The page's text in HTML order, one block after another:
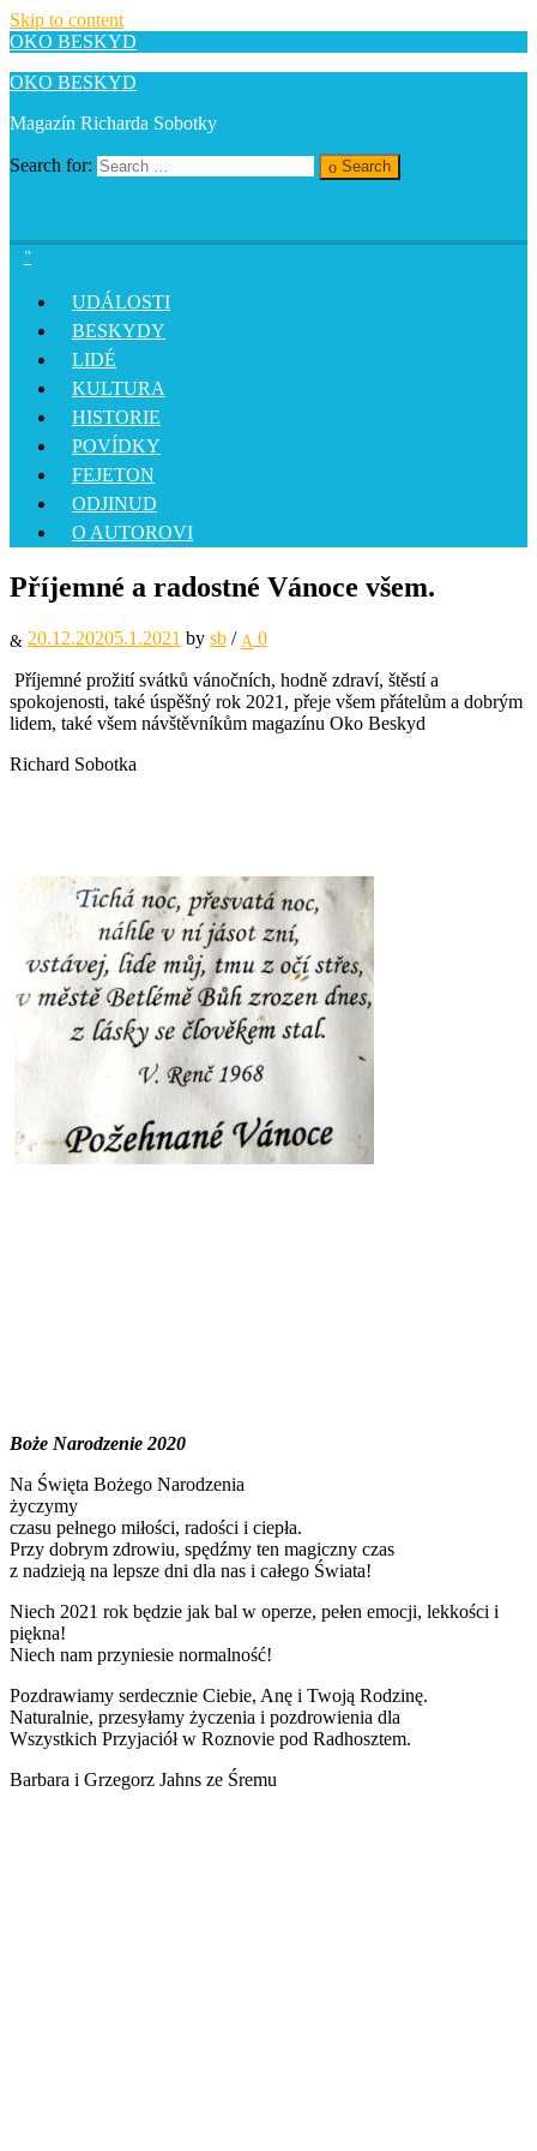
Skip to content
OKO BESKYD
OKO BESKYD
Magazín Richarda Sobotky
Search for: Search
UDÁLOSTI
BESKYDY
LIDÉ
KULTURA
HISTORIE
POVÍDKY
FEJETON
ODJINUD
O AUTOROVI
Příjemné a radostné Vánoce všem.
20.12.20205.1.2021 by sb / 0
Příjemné prožití svátků vánočních, hodně zdraví, štěstí a
spokojenosti, také úspěšný rok 2021, přeje všem přátelům a dobrým
lidem, také všem návštěvníkům magazínu Oko Beskyd
Richard Sobotka
Boże Narodzenie 2020
Na Święta Bożego Narodzenia
życzymy
czasu pełnego miłości, radości i ciepła.
Przy dobrym zdrowiu, spędźmy ten magiczny czas
z nadzieją na lepsze dni dla nas i całego Świata!
Niech 2021 rok będzie jak bal w operze, pełen emocji, lekkości i
piękna!
Niech nam przyniesie normalność!
Pozdrawiamy serdecznie Ciebie, Anę i Twoją Rodzinę.
Naturalnie, przesyłamy życzenia i pozdrowienia dla
Wszystkich Przyjaciół w Roznovie pod Radhosztem.
Barbara i Grzegorz Jahns ze Śremu